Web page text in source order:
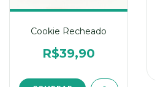
Cookie Recheado
R$39,90